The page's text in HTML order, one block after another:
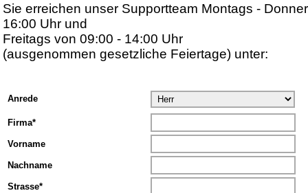
Sie erreichen unser Supportteam Montags -
16:00 Uhr und
Freitags von 09:00 - 14:00 Uhr
(ausgenommen gesetzliche Feiertage) unter:
Anrede
Firma*
Vorname
Nachname
Strasse*